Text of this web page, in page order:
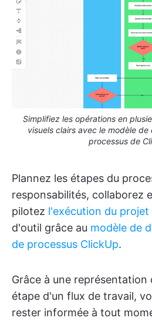
Simplifiez les opérations en
visuels clairs avec le modèle
processus de
Plannez les étapes du
responsabilités, collaborez
pilotez l'exécution du projet
d'outil grâce au modèle de
de processus ClickUp.
Grâce à une représentation
étape d'un flux de travail,
rester informée à tout